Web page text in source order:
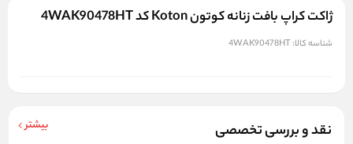
ژاکت کراپ بافت زنانه کوتون Koton کد 4WAK90478HT
شناسه کالا:4WAK90478HT
نقد و بررسی تخصصی بیشتر